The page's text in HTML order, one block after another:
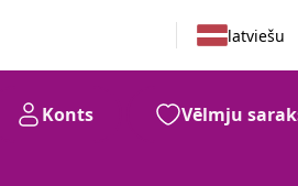
latviešu
Konts Vēlmju